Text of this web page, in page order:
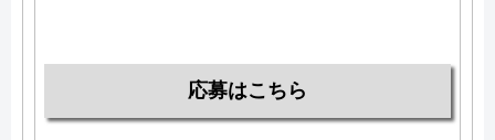
応募はこちら